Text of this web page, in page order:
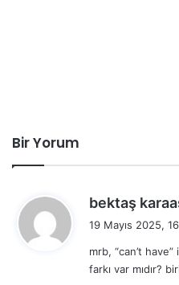
Bir Yorum
bektaş
19 Mayıs 2025,
mrb, “can’t have”
farkı var mıdır?